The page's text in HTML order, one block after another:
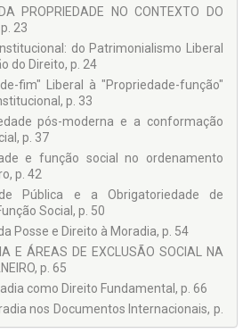
PROPRIEDADE NO CONTEXTO DO
23
do Patrimonialismo Liberal
do Direito, p. 24
fim" Liberal à "Propriedade-função"
p. 33
pós-moderna e a conformação
p. 37
e função social no ordenamento
p. 42
Pública e a Obrigatoriedade de
Social, p. 50
Posse e Direito à Moradia, p. 54
E ÁREAS DE EXCLUSÃO SOCIAL NA
p. 65
como Direito Fundamental, p. 66
nos Documentos Internacionais, p.